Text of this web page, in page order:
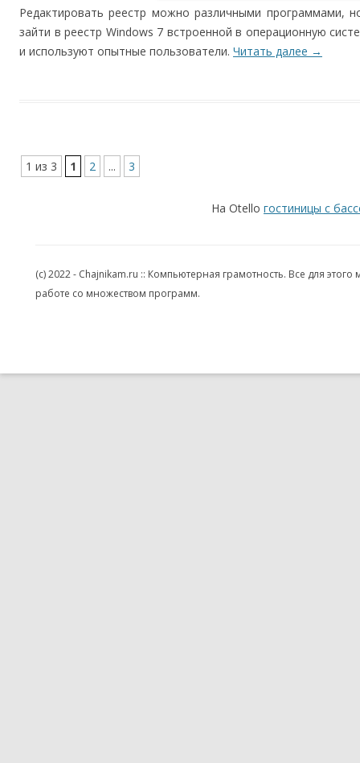
Редактировать реестр можно различными программами,
зайти в реестр Windows 7 встроенной в операционную
и используют опытные пользователи. Читать далее →
1 из 3 1 2 ... 3
На Otello гостиницы с
(c) 2022 - Chajnikam.ru :: Компьютерная грамотность. Все для
работе со множеством программ.